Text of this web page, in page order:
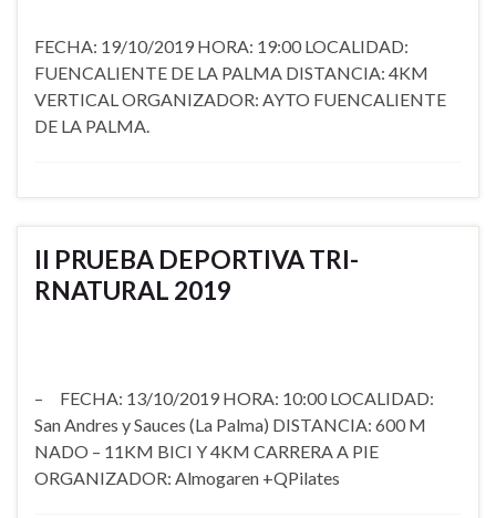
FECHA: 19/10/2019 HORA: 19:00 LOCALIDAD:
FUENCALIENTE DE LA PALMA DISTANCIA: 4KM
VERTICAL ORGANIZADOR: AYTO FUENCALIENTE
DE LA PALMA.
II PRUEBA DEPORTIVA TRI-
RNATURAL 2019
– FECHA: 13/10/2019 HORA: 10:00 LOCALIDAD:
San Andres y Sauces (La Palma) DISTANCIA: 600 M
NADO – 11KM BICI Y 4KM CARRERA A PIE
ORGANIZADOR: Almogaren +QPilates